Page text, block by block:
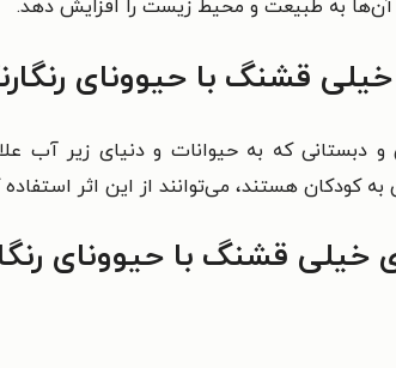
به طبیعت و محیط زیست را افزایش دهد.
قشنگ با حیوونای
دبستانی که به حیوانات و دنیای زیر آب
به کودکان هستند، می‌توانند از این اثر استفاده
خیلی قشنگ با حیوونای